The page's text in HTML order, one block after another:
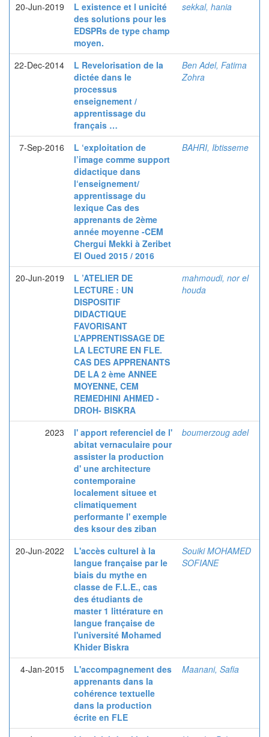
20-Jun-2019
L existence et l unicité
des solutions pour les
EDSPRs de type champ
moyen.
sekkal, hania
22-Dec-2014
L Revelorisation de la
dictée dans le
processus
enseignement /
apprentissage du
français …
Ben Adel, Fatima
Zohra
7-Sep-2016
L ‘exploitation de
l’image comme support
didactique dans
l‘enseignement/
apprentissage du
lexique Cas des
apprenants de 2ème
année moyenne -CEM
Chergui Mekki à Zeribet
El Oued 2015 / 2016
BAHRI, Ibtisseme
20-Jun-2019
L ’ATELIER DE
LECTURE : UN
DISPOSITIF
DIDACTIQUE
FAVORISANT
L’APPRENTISSAGE DE
LA LECTURE EN FLE.
CAS DES APPRENANTS
DE LA 2 ème ANNEE
MOYENNE, CEM
REMEDHINI AHMED -
DROH- BISKRA
mahmoudi, nor el
houda
2023
l' apport referenciel de l'
abitat vernaculaire pour
assister la production
d' une architecture
contemporaine
localement situee et
climatiquement
performante l' exemple
des ksour des ziban
boumerzoug adel
20-Jun-2022
L'accès culturel à la
langue française par le
biais du mythe en
classe de F.L.E., cas
des étudiants de
master 1 littérature en
langue française de
l'université Mohamed
Khider Biskra
Souiki MOHAMED
SOFIANE
4-Jan-2015
L'accompagnement des
apprenants dans la
cohérence textuelle
dans la production
écrite en FLE
Maanani, Safia